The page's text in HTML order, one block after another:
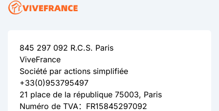
845 297 092 R.C.S. Paris
ViveFrance
Société par actions simplifiée
+33(0)953795497
21 place de la république 75003, Paris
Numéro de TVA：FR15845297092